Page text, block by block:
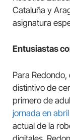
Cataluña y
asignatura
Entusiastas
Para
distintivo de
primero de
jornada en abril
actual de la